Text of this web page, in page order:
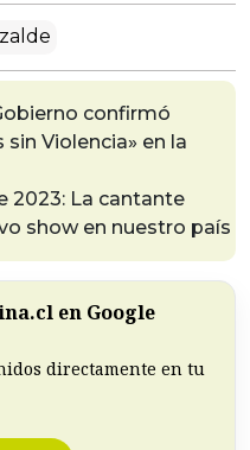
confirmó
sin Violencia» en la
2023: La cantante
show en nuestro país
en Google
directamente en tu